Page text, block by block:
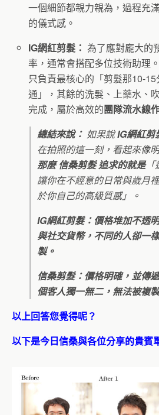
一個細節都親力親為，過程充
的儀式感。
IG網紅剪髮： 為了應對龐大的
率，通常會搭配多位技術助理
只負責最核心的「剪髮那10-
通」，其餘的洗髮、上藥水、
完成，屬於高效的團隊流水線
總結來說： 如果說IG網紅剪
在拍照的這一刻，看起來像
那麼 信桑剪髮 追求的就是「
讓你在不經意的日常與歲月
於你自己的高級質感」。
IG網紅剪髮：價格堆加不透
與社交貨幣，不同的人卻一
製。
信桑剪髮：價格明確，並傳
個客人獨一無二，無法被複
以上回答您覺得呢？
以下是今日信桑與各位分享的貴賓